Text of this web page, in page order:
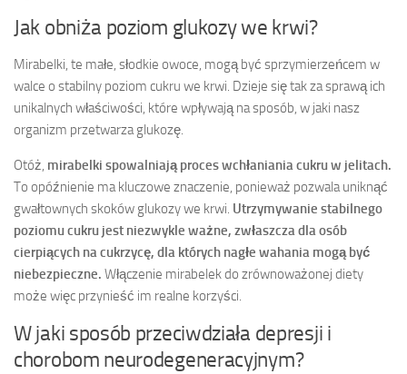
Jak obniża poziom glukozy we krwi?
Mirabelki, te małe, słodkie owoce, mogą być sprzymierzeńcem w
walce o stabilny poziom cukru we krwi. Dzieje się tak za sprawą ich
unikalnych właściwości, które wpływają na sposób, w jaki nasz
organizm przetwarza glukozę.
Otóż, mirabelki spowalniają proces wchłaniania cukru w jelitach.
To opóźnienie ma kluczowe znaczenie, ponieważ pozwala uniknąć
gwałtownych skoków glukozy we krwi. Utrzymywanie stabilnego
poziomu cukru jest niezwykle ważne, zwłaszcza dla osób
cierpiących na cukrzycę, dla których nagłe wahania mogą być
niebezpieczne. Włączenie mirabelek do zrównoważonej diety
może więc przynieść im realne korzyści.
W jaki sposób przeciwdziała depresji i
chorobom neurodegeneracyjnym?